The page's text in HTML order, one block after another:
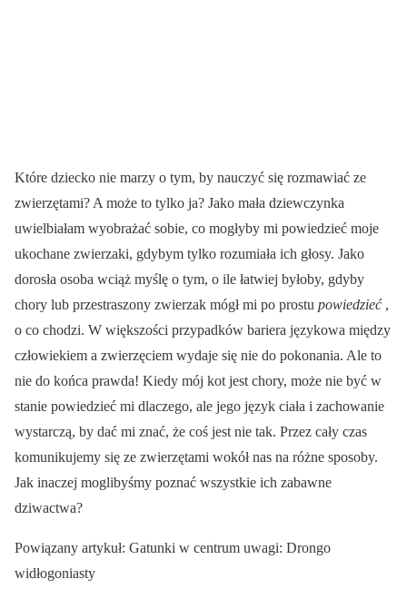
Które dziecko nie marzy o tym, by nauczyć się rozmawiać ze
zwierzętami? A może to tylko ja? Jako mała dziewczynka
uwielbiałam wyobrażać sobie, co mogłyby mi powiedzieć moje
ukochane zwierzaki, gdybym tylko rozumiała ich głosy. Jako
dorosła osoba wciąż myślę o tym, o ile łatwiej byłoby, gdyby
chory lub przestraszony zwierzak mógł mi po prostu powiedzieć ,
o co chodzi. W większości przypadków bariera językowa między
człowiekiem a zwierzęciem wydaje się nie do pokonania. Ale to
nie do końca prawda! Kiedy mój kot jest chory, może nie być w
stanie powiedzieć mi dlaczego, ale jego język ciała i zachowanie
wystarczą, by dać mi znać, że coś jest nie tak. Przez cały czas
komunikujemy się ze zwierzętami wokół nas na różne sposoby.
Jak inaczej moglibyśmy poznać wszystkie ich zabawne
dziwactwa?
Powiązany artykuł: Gatunki w centrum uwagi: Drongo
widłogoniasty